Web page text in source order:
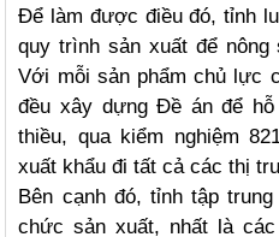
Để làm được điều đó, tỉnh
quy trình sản xuất để
Với mỗi sản phẩm chủ lực
đều xây dựng Đề án để
thiều, qua kiểm nghiệm
xuất khẩu đi tất cả các thị
Bên cạnh đó, tỉnh tập
chức sản xuất, nhất là